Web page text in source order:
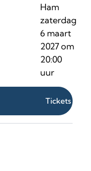
Ham
zaterdag
6 maart
2027om
20:00
uur
Tickets